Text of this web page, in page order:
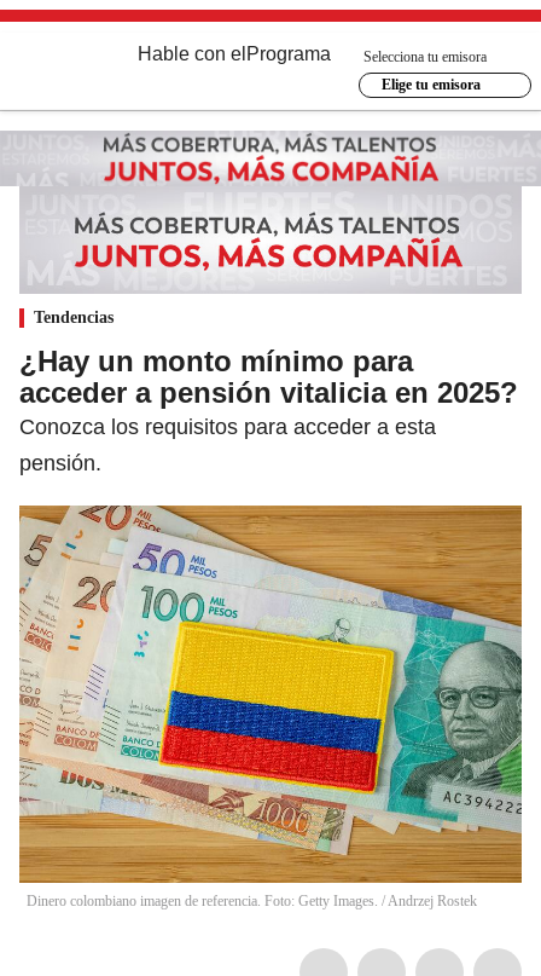
Hable con el Programa
Selecciona tu emisora
Elige tu emisora
Tendencias
¿Hay un monto mínimo para
acceder a pensión vitalicia en 2025?
Conozca los requisitos para acceder a esta
pensión.
Dinero colombiano imagen de referencia. Foto: Getty Images. /Andrzej Rostek